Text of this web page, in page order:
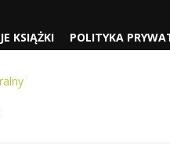
KSIĄŻKI POLITYKA